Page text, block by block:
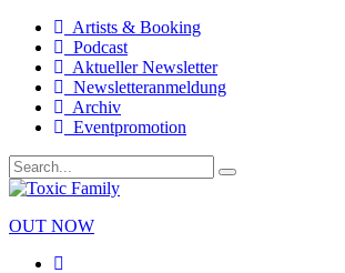
Artists & Booking
Podcast
Aktueller Newsletter
Newsletteranmeldung
Archiv
Eventpromotion
OUT NOW